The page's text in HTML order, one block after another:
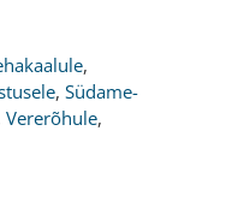
,
, Südame-
Vererõhule,